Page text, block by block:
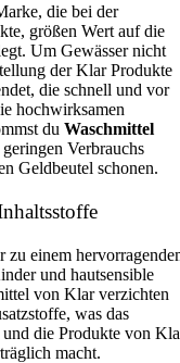
die bei der
größen Wert auf die
Um Gewässer nicht
der Klar Produkte
die schnell und vor
hochwirksamen
du Waschmittel
Verbrauchs
Geldbeutel schonen.
einem
und hautsensible
von Klar verzichten
was das
die Produkte von
macht.